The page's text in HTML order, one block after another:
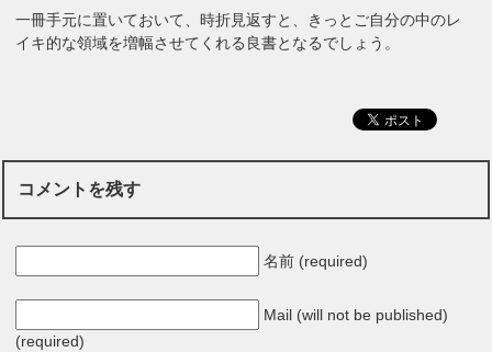
一冊手元に置いておいて、時折見返すと、きっとご自分の中のレ
イキ的な領域を増幅させてくれる良書となるでしょう。
コメントを残す
名前 (required)
Mail (will not be published)
(required)